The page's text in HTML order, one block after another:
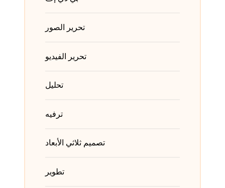
تحرير الصور
تحرير الفيديو
تحليل
ترفيه
تصميم ثلاثي الأبعاد
تطوير